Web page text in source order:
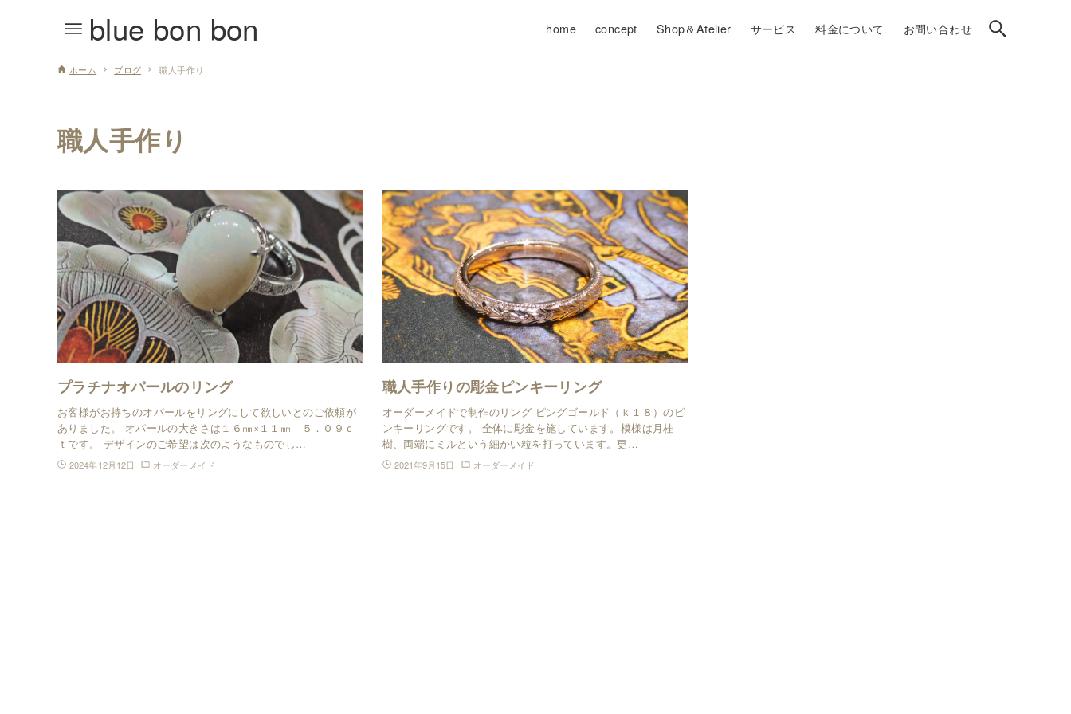
blue bon bon home concept Shop＆Atelier サービス 料金について お問い合わせ
ホーム ブログ 職人手作り
職人手作り
プラチナオパールのリング
お客様がお持ちのオパールをリングにして欲しいとのご依頼が
ありました。 オパールの大きさは１６㎜×１１㎜ ５．０９ｃ
ｔです。 デザインのご希望は次のようなものでし…
2024年12月12日 オーダーメイド
職人手作りの彫金ピンキーリング
オーダーメイドで制作のリング ピングゴールド（ｋ１８）のピ
ンキーリングです。 全体に彫金を施しています。模様は月桂
樹、両端にミルという細かい粒を打っています。更…
2021年9月15日 オーダーメイド